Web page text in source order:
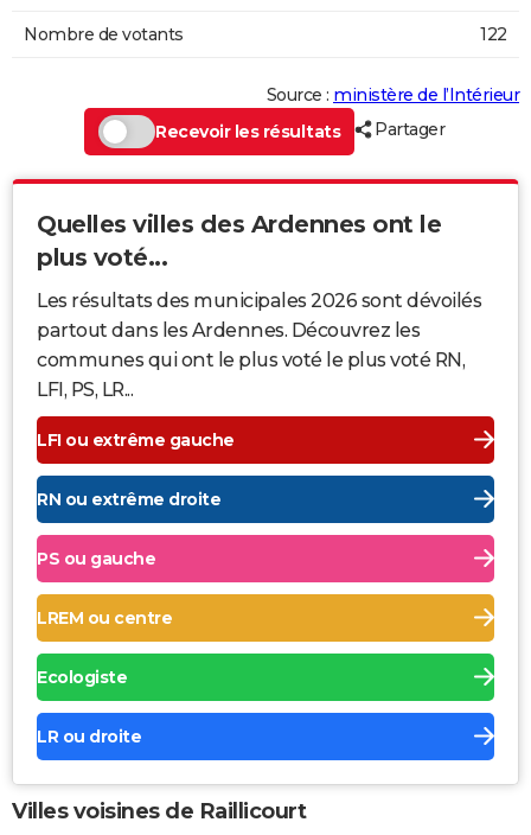
Nombre de votants 122
Source : ministère de l’Intérieur
Recevoir les résultats
Partager
Quelles villes des Ardennes ont le
plus voté...
Les résultats des municipales 2026 sont dévoilés
partout dans les Ardennes. Découvrez les
communes qui ont le plus voté le plus voté RN,
LFI, PS, LR...
LFI ou extrême gauche
RN ou extrême droite
PS ou gauche
LREM ou centre
Ecologiste
LR ou droite
Villes voisines de Raillicourt